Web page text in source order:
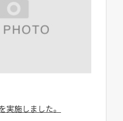
実施しました。